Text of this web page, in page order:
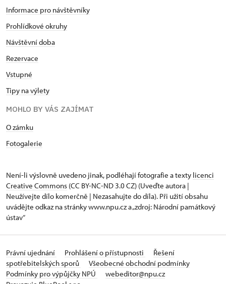
Informace pro návštěvníky
Prohlídkové okruhy
Návštěvní doba
Rezervace
Vstupné
Tipy na výlety
MOHLO BY VÁS ZAJÍMAT
O zámku
Fotogalerie
Není-li výslovně uvedeno jinak, podléhají fotografie a texty licenci
Creative Commons (CC BY-NC-ND 3.0 CZ) (Uveďte autora |
Neužívejte dílo komerčně | Nezasahujte do díla). Při užití obsahu
uvádějte odkaz na stránky www.npu.cz a „zdroj: Národní památkový
ústav“
Právní ujednání Prohlášení o přístupnosti
Řešení
spotřebitelských sporů
Všeobecné obchodní podmínky
Podmínky pro výpůjčky NPÚ
webeditor@npu.cz